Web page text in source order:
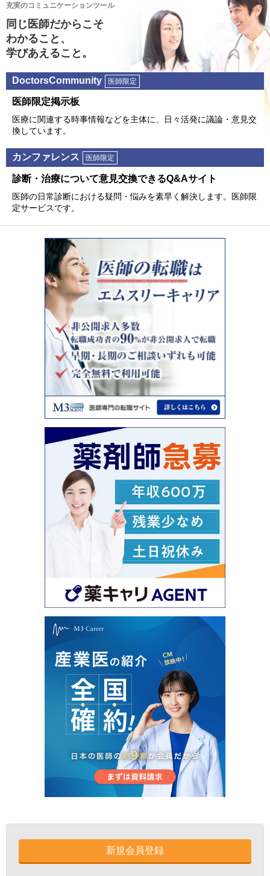
充実のコミュニケーションツール
同じ医師だからこそ
わかること、
学びあえること。
DoctorsCommunity 医師限定
医師限定掲⽰板
医療に関連する時事情報などを主体に、⽇々活発に議論・意⾒交
換しています。
カンファレンス 医師限定
診断・治療について意⾒交換できるQ&Aサイト
医師の⽇常診断における疑問・悩みを素早く解決します。医師限
定サービスです。
新規会員登録